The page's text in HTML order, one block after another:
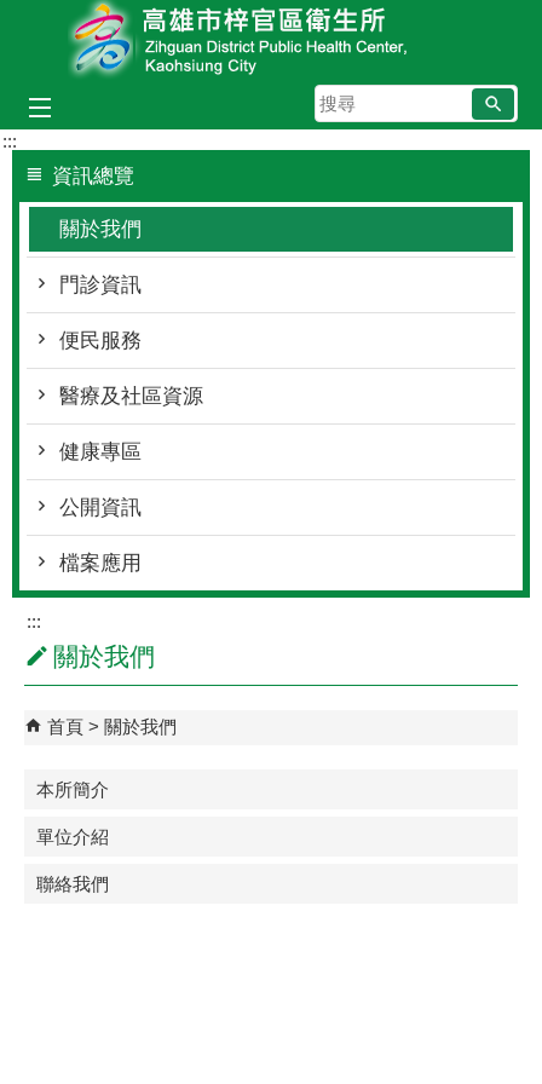
跳到主要內容區塊
搜
尋
:::
資訊總覽
關於我們
門診資訊
便民服務
醫療及社區資源
健康專區
公開資訊
檔案應用
:::
關於我們
首頁 關於我們
本所簡介
單位介紹
聯絡我們